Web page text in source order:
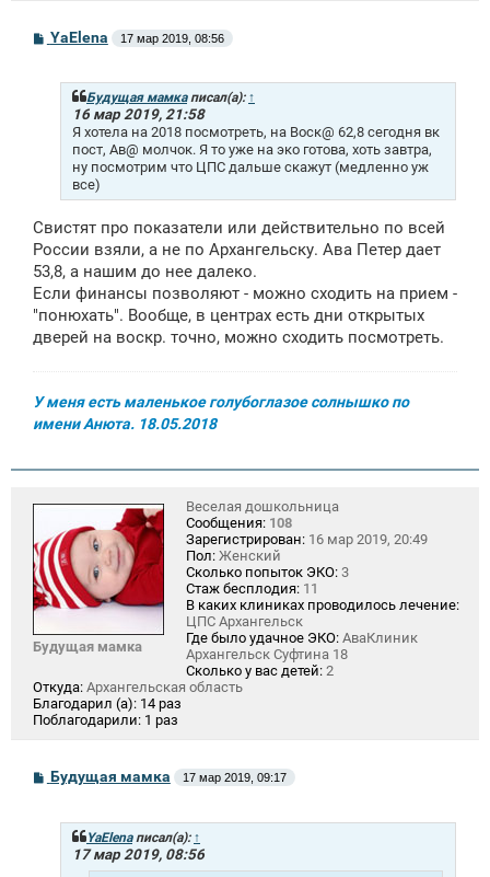
С
о
YaElena 17 мар 2019, 08:56
Будущая мамкаписал(а): ↑
16 мар 2019, 21:58
Я хотела на 2018 посмотреть, на Воск@ 62,8 сегодня вк
пост, Ав@ молчок. Я то уже на эко готова, хоть завтра,
ну посмотрим что ЦПС дальше скажут (медленно уж
все)
Свистят про показатели или действительно по всей
России взяли, а не по Архангельску. Ава Петер дает
53,8, а нашим до нее далеко.
Если финансы позволяют - можно сходить на прием -
"понюхать". Вообще, в центрах есть дни открытых
дверей на воскр. точно, можно сходить посмотреть.
У меня есть маленькое голубоглазое солнышко по
имени Анюта. 18.05.2018
Будущая мамка
Веселая дошкольница
Сообщения: 108
Зарегистрирован: 16 мар 2019, 20:49
Пол: Женский
Сколько попыток ЭКО: 3
Стаж бесплодия: 11
В каких клиниках проводилось лечение:
ЦПС Архангельск
Где было удачное ЭКО: АваКлиник
Архангельск Суфтина 18
Сколько у вас детей: 2
Откуда: Архангельская область
Благодарил (а): 14 раз
Поблагодарили: 1 раз
СБудущая мамка 17 мар 2019, 09:17
YaElenaписал(а): ↑
17 мар 2019, 08:56